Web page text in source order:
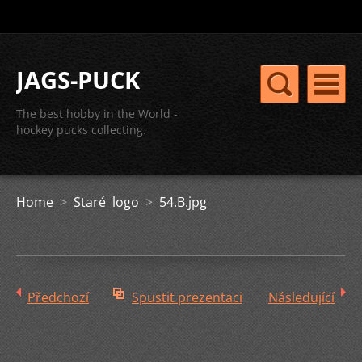
JAGS-PUCK
The best hobby in the World -
hockey pucks collecting.
Home > Staré logo > 54.B.jpg
Předchozí Spustit prezentaci Následující